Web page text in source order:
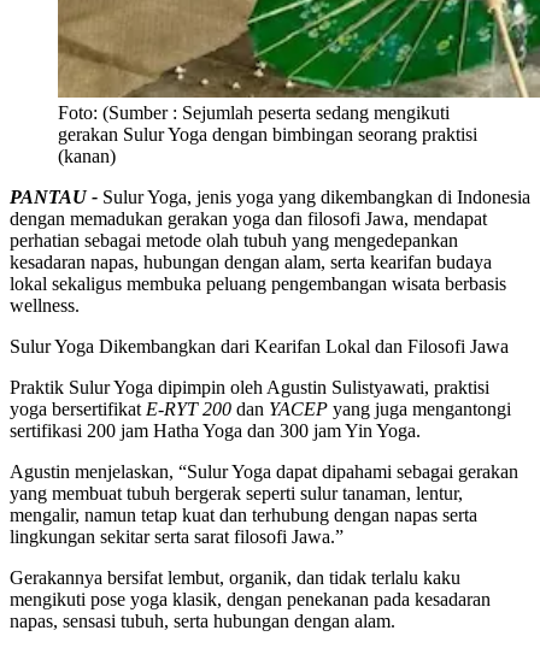
Foto: (Sumber : Sejumlah peserta sedang mengikuti
gerakan Sulur Yoga dengan bimbingan seorang praktisi
(kanan)
PANTAU - Sulur Yoga, jenis yoga yang dikembangkan di Indonesia
dengan memadukan gerakan yoga dan filosofi Jawa, mendapat
perhatian sebagai metode olah tubuh yang mengedepankan
kesadaran napas, hubungan dengan alam, serta kearifan budaya
lokal sekaligus membuka peluang pengembangan wisata berbasis
wellness.
Sulur Yoga Dikembangkan dari Kearifan Lokal dan Filosofi Jawa
Praktik Sulur Yoga dipimpin oleh Agustin Sulistyawati, praktisi
yoga bersertifikat E-RYT 200 dan YACEP yang juga mengantongi
sertifikasi 200 jam Hatha Yoga dan 300 jam Yin Yoga.
Agustin menjelaskan, “Sulur Yoga dapat dipahami sebagai gerakan
yang membuat tubuh bergerak seperti sulur tanaman, lentur,
mengalir, namun tetap kuat dan terhubung dengan napas serta
lingkungan sekitar serta sarat filosofi Jawa.”
Gerakannya bersifat lembut, organik, dan tidak terlalu kaku
mengikuti pose yoga klasik, dengan penekanan pada kesadaran
napas, sensasi tubuh, serta hubungan dengan alam.